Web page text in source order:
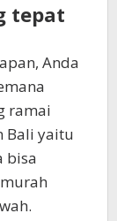
tepat
Anda
ramai
Bali yaitu
bisa